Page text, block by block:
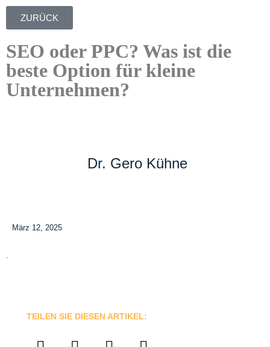
ZURÜCK
SEO oder PPC? Was ist die
beste Option für kleine
Unternehmen?
Dr. Gero Kühne
März 12, 2025
.
TEILEN SIE DIESEN ARTIKEL: